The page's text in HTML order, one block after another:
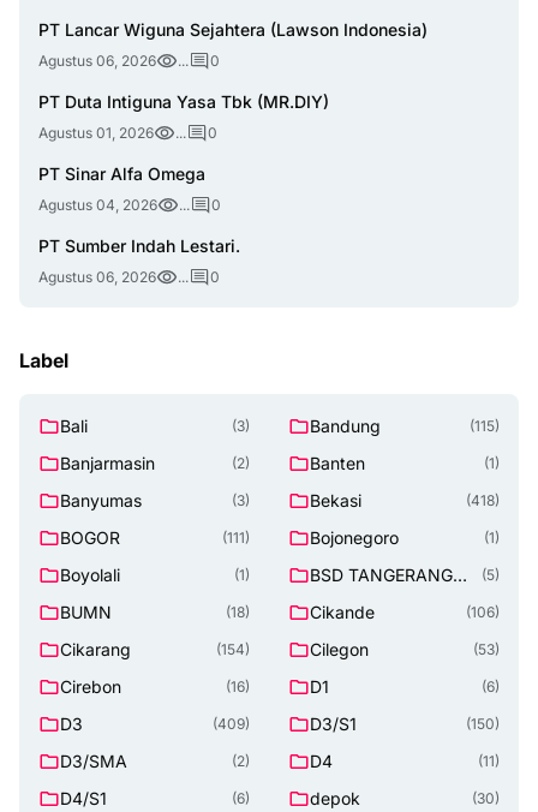
PT Lancar Wiguna Sejahtera (Lawson Indonesia)
Agustus 06, 2026 ... 0
PT Duta Intiguna Yasa Tbk (MR.DIY)
Agustus 01, 2026 ... 0
PT Sinar Alfa Omega
Agustus 04, 2026 ... 0
PT Sumber Indah Lestari.
Agustus 06, 2026 ... 0
Label
Bali (3) Bandung (115)
Banjarmasin (2) Banten (1)
Banyumas (3) Bekasi (418)
BOGOR (111) Bojonegoro (1)
Boyolali (1)
BSD TANGERANG
(5)
BUMN (18) Cikande (106)
Cikarang (154) Cilegon (53)
Cirebon (16) D1 (6)
D3 (409) D3/S1 (150)
D3/SMA (2) D4 (11)
D4/S1 (6) depok (30)